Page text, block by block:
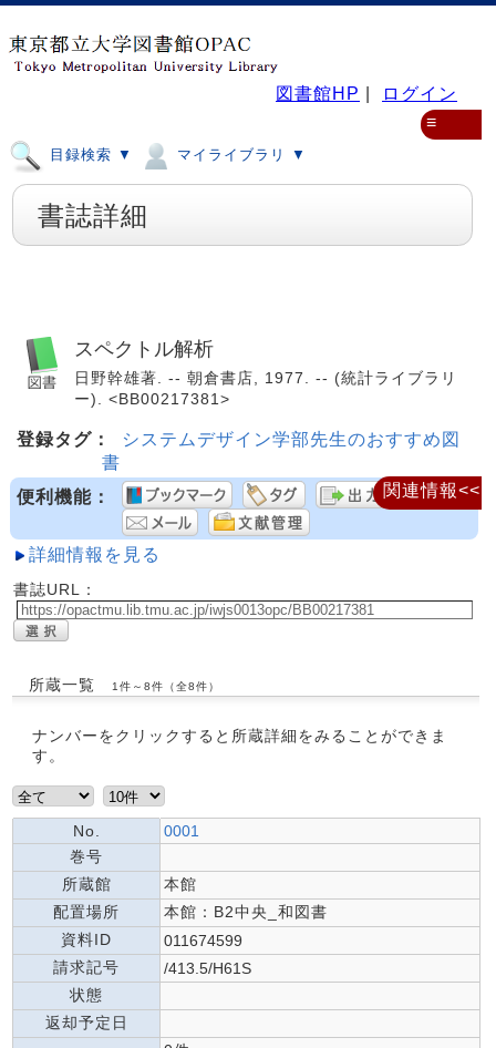
図書館HP ログイン
目録検索 ▼ マイライブラリ ▼
≡
書誌詳細
スペクトル解析
日野幹雄著. -- 朝倉書店, 1977. -- (統計ライブラリ
ー). <BB00217381>
登録タグ：
システムデザイン学部先生のおすすめ図
書
便利機能：
詳細情報を見る
書誌URL：
所蔵一覧 1件～8件（全8件）
ナンバーをクリックすると所蔵詳細をみることができま
す。
No.
0001
巻号
所蔵館
本館
配置場所
本館：B2中央_和図書
資料ID
011674599
請求記号
/413.5/H61S
状態
返却予定日
関連情報<<